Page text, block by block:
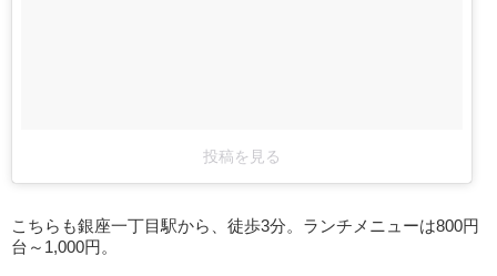
投稿を見る
こちらも銀座一丁目駅から、徒歩3分。ランチメニューは800円
台～1,000円。